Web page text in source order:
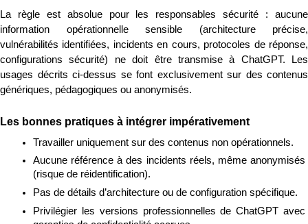
La règle est absolue pour les responsables sécurité : aucune
information opérationnelle sensible (architecture précise,
vulnérabilités identifiées, incidents en cours, protocoles de réponse,
configurations sécurité) ne doit être transmise à ChatGPT. Les
usages décrits ci-dessus se font exclusivement sur des contenus
génériques, pédagogiques ou anonymisés.
Les bonnes pratiques à intégrer impérativement
Travailler uniquement sur des contenus non opérationnels.
Aucune référence à des incidents réels, même anonymisés
(risque de réidentification).
Pas de détails d’architecture ou de configuration spécifique.
Privilégier les versions professionnelles de ChatGPT avec